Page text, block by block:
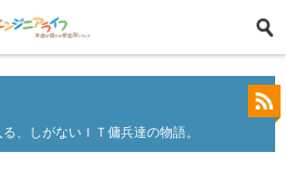
、しがないＩＴ傭兵達の物語。